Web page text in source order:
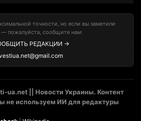
точности, но если вы заметили
пожалуйста, сообщите нам:
РЕДАКЦИИ →
ua.net || Новости Украины. Контент
не используем ИИ для редактуры